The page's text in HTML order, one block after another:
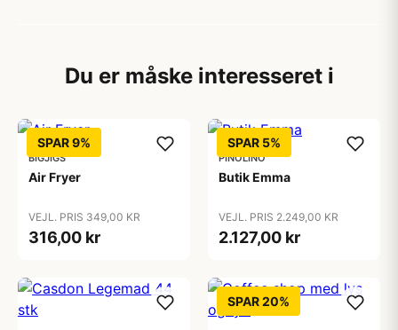
Du er måske interesseret i
SPAR 9%
BIGJIGS
Air Fryer
VEJL. PRIS 349,00 KR
316,00 kr
SPAR 5%
PINOLINO
Butik Emma
VEJL. PRIS 2.249,00 KR
2.127,00 kr
SPAR 20%